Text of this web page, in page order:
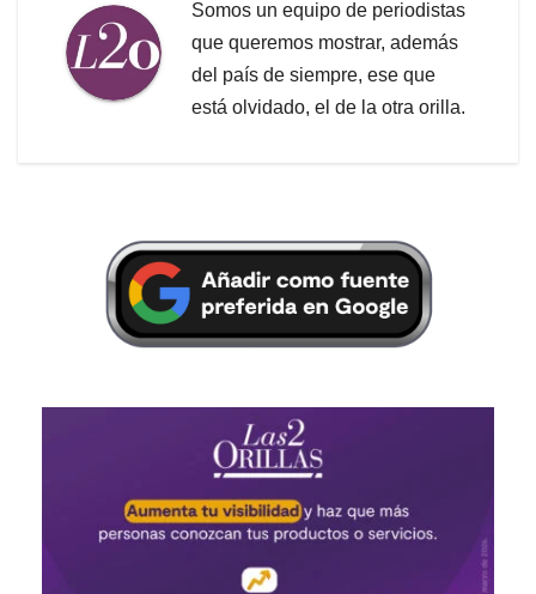
Somos un equipo de periodistas
que queremos mostrar, además
del país de siempre, ese que
está olvidado, el de la otra orilla.